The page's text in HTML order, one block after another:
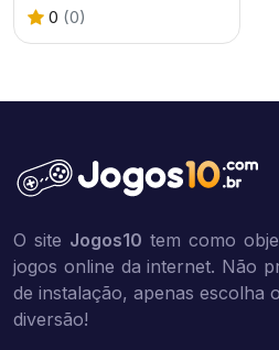
0 (0)
O site Jogos10 tem como
jogos online da internet. Não
de instalação, apenas escolha
diversão!